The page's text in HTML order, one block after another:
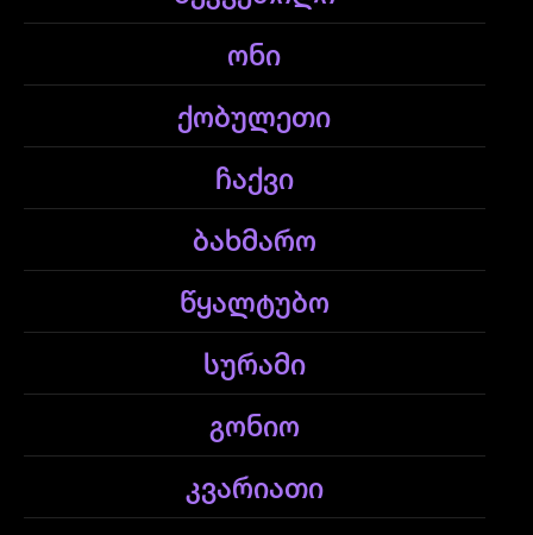
ონი
ქობულეთი
ჩაქვი
ბახმარო
წყალტუბო
სურამი
გონიო
კვარიათი